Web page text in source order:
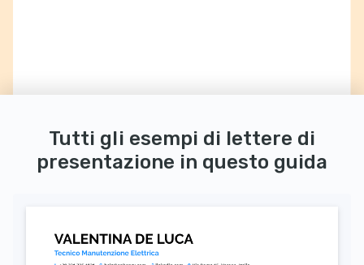
Tutti gli esempi di lettere di
presentazione in questo guida